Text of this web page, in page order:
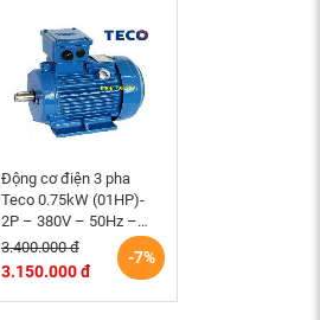
Động cơ điện 3 pha
Teco 0.75kW (01HP)-
2P – 380V – 50Hz –
IE2 -80M – B3 Đài Loan
-7%
3.400.000 đ
3.150.000 đ